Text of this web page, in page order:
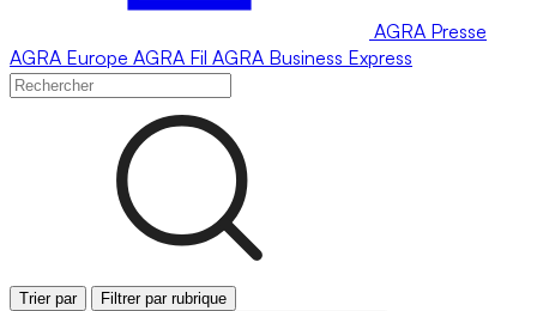
AGRA Presse
AGRA Europe AGRA Fil AGRA Business Express
Trier par Filtrer par rubrique